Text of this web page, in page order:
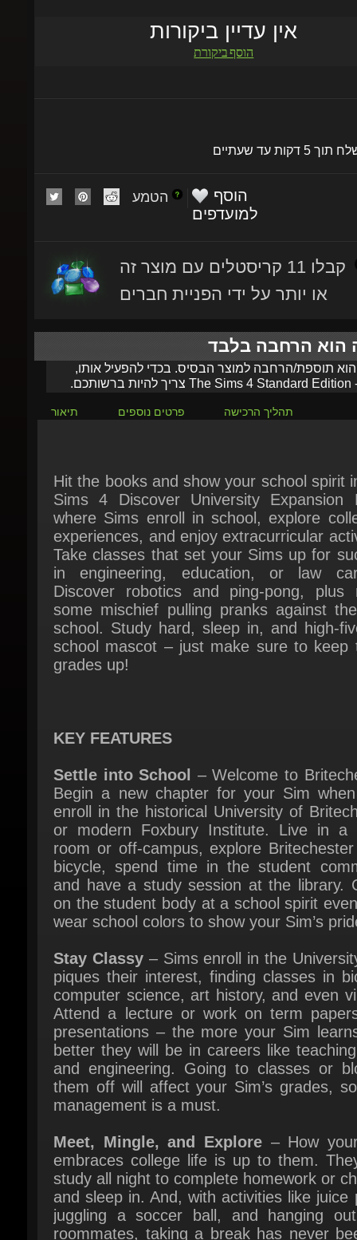
הוסף ביקורת
למועדפים
או יותר על ידי הפניית חברים
הוא תוספת/הרחבה למוצר הבסיס. בכדי להפעיל אותו,
The Sims 4 Standard Edition
תיאור פרטים נוספים תהליך הרכישה
where Sims enroll in school, explore
experiences, and enjoy extracurricular
Take classes that set your Sims up for
in engineering, education, or law
Discover robotics and ping-pong, plus
some mischief pulling pranks against the
school. Study hard, sleep in, and high-
school mascot – just make sure to keep
grades up!
Settle into School
enroll in the historical University of
or modern Foxbury Institute. Live in a
room or off-campus, explore Britechester
bicycle, spend time in the student
and have a study session at the library.
on the student body at a school spirit
wear school colors to show your Sim’s
Stay Classy – Sims enroll in the
piques their interest, finding classes in
computer science, art history, and even
Attend a lecture or work on term papers
presentations – the more your Sim
better they will be in careers like teaching,
and engineering. Going to classes or
them off will affect your Sim’s grades, so
management is a must.
Meet, Mingle, and Explore– How your
embraces college life is up to them.
and sleep in. And, with activities like juice
juggling a soccer ball, and hanging out
roommates, taking a break has never
fun! Plus, your Sim can join
organizations like robotics, debate, art, or